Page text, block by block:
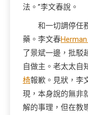
法。”李文春說。
和一切調停任
藥。李文春
了景斌一邊，批駁
自做主。老太太自
椅報歉。見狀，李
現，本身說的無非
解的事理，但在教